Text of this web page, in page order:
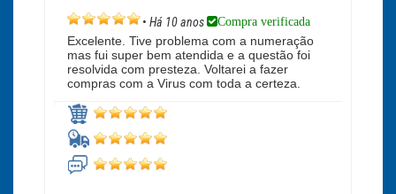
• Há 10 anos Compra verificada
Excelente. Tive problema com a numeração
mas fui super bem atendida e a questão foi
resolvida com presteza. Voltarei a fazer
compras com a Virus com toda a certeza.